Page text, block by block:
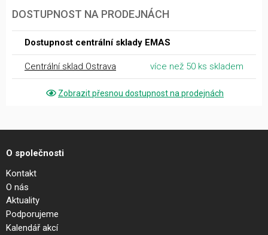
DOSTUPNOST NA PRODEJNÁCH
Dostupnost centrální sklady EMAS
Centrální sklad Ostrava více než 50 ks skladem
Zobrazit přesnou dostupnost na prodejnách
O společnosti
Kontakt
O nás
Aktuality
Podporujeme
Kalendář akcí